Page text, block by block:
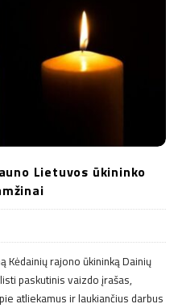
Lietuvos ūkininko
Kėdainių rajono ūkininką Dainių
paskutinis vaizdo įrašas,
atliekamus ir laukiančius darbus